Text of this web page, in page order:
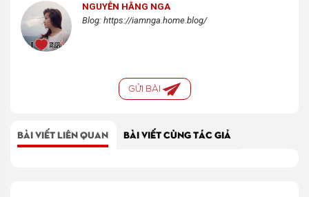
NGUYỄN HẰNG NGA
Blog: https://iamnga.home.blog/
GỬI BÀI
BÀI VIẾT LIÊN QUAN BÀI VIẾT CÙNG TÁC GIẢ